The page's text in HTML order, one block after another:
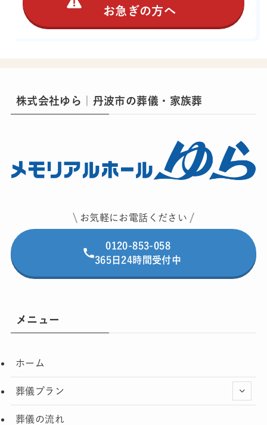
お急ぎの方へ
株式会社ゆら｜丹波市の葬儀・家族葬
お気軽にお電話ください
0120-853-058
365日24時間受付中
メニュー
ホーム
葬儀プラン
葬儀の流れ